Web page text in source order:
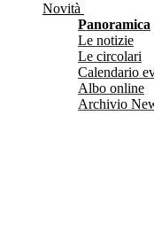
Novità
Panoramica
Le notizie
Le circolari
Calendario
Albo online
Archivio